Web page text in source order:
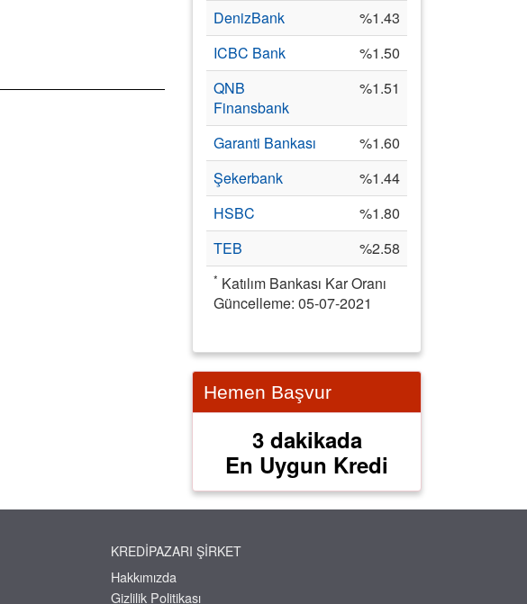
* Katılım Bankası Kar Oranı
Güncelleme: 05-07-2021
DenizBank
%1.43
ICBC Bank
%1.50
QNB
Finansbank
%1.51
Garanti Bankası
%1.60
Şekerbank
%1.44
HSBC
%1.80
TEB
%2.58
Hemen Başvur
3 dakikada
En Uygun Kredi
KREDIPAZARI ŞIRKET
Hakkımızda
Gizlilik Politikası